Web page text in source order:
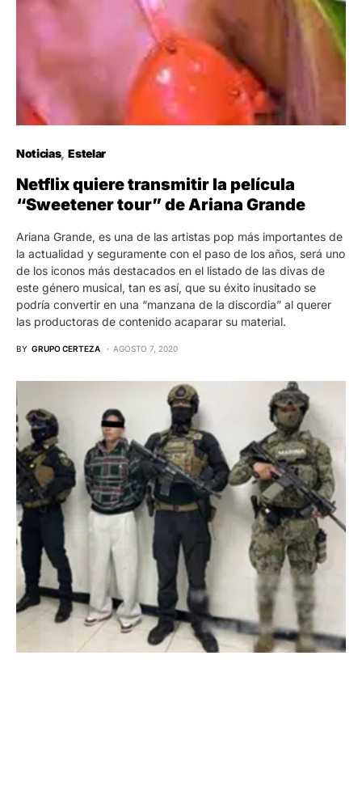
Noticias Estelar
Netflix quiere transmitir la película
“Sweetener tour” de Ariana Grande
Ariana Grande, es una de las artistas pop más importantes de
la actualidad y seguramente con el paso de los años, será uno
de los iconos más destacados en el listado de las divas de
este género musical, tan es así, que su éxito inusitado se
podría convertir en una “manzana de la discordia” al querer
las productoras de contenido acaparar su material.
BY GRUPO CERTEZA AGOSTO 7, 2020